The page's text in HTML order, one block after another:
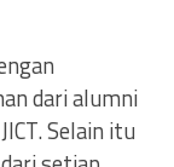
dari alumni
Selain itu